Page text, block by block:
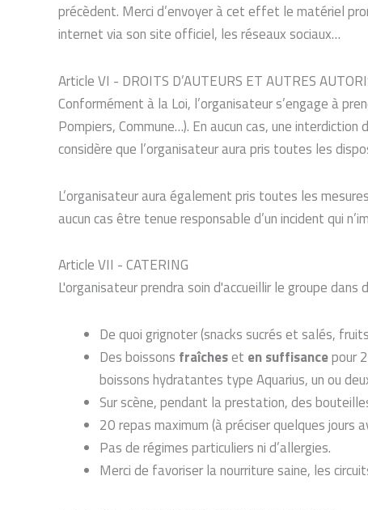
précèdent. Merci d’envoyer à cet effet le matériel
internet via son site officiel, les réseaux sociaux…
Article VI - DROITS D’AUTEURS ET AUTRES
Conformément à la Loi, l’organisateur s’engage à
Pompiers, Commune…). En aucun cas, une
considère que l’organisateur aura pris toutes les
L’organisateur aura également pris toutes les
aucun cas être tenue responsable d’un incident qui
Article VII - CATERING
L'organisateur prendra soin d'accueillir le groupe
De quoi grignoter (snacks sucrés et salés,
Des boissons fraîcheset en suffisancepour
boissons hydratantes type Aquarius, un ou
Sur scène, pendant la prestation, des
20 repas maximum (à préciser quelques jours
Pas de régimes particuliers ni d’allergies.
Merci de favoriser la nourriture saine, les